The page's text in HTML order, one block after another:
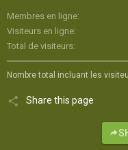
Membres en ligne
Visiteurs en ligne
Total de visiteurs
Nombre total incluant les
Share this page